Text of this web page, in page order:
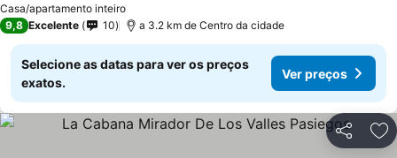
Casa/apartamento inteiro
9,8 Excelente 10 a 3.2 km de Centro da cidade
Selecione as datas para ver os preços
exatos.
Ver preços
Partilhar